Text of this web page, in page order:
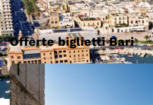
Offerte biglietti Bari